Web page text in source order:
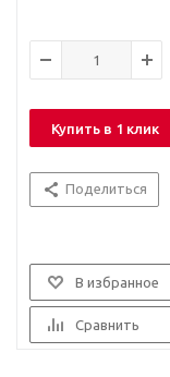
Купить в 1 клик
Поделиться
В избранное
Сравнить